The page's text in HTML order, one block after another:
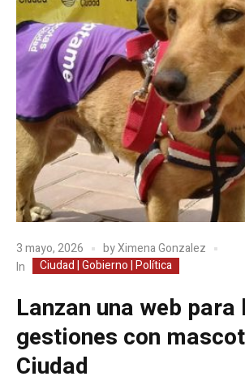
3 mayo, 2026 byXimena Gonzalez
In
Ciudad | Gobierno | Política
Lanzan una web para
gestiones con
Ciudad